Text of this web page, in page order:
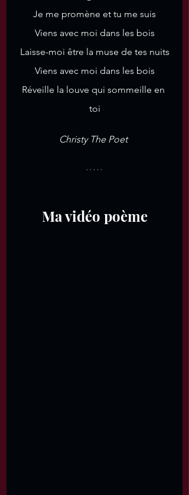
Je me promène et tu me suis
Viens avec moi dans les bois
Laisse-moi être la muse de tes nuits
Viens avec moi dans les bois
Réveille la louve qui sommeille en
toi
Christy The Poet
Ma vidéo poème